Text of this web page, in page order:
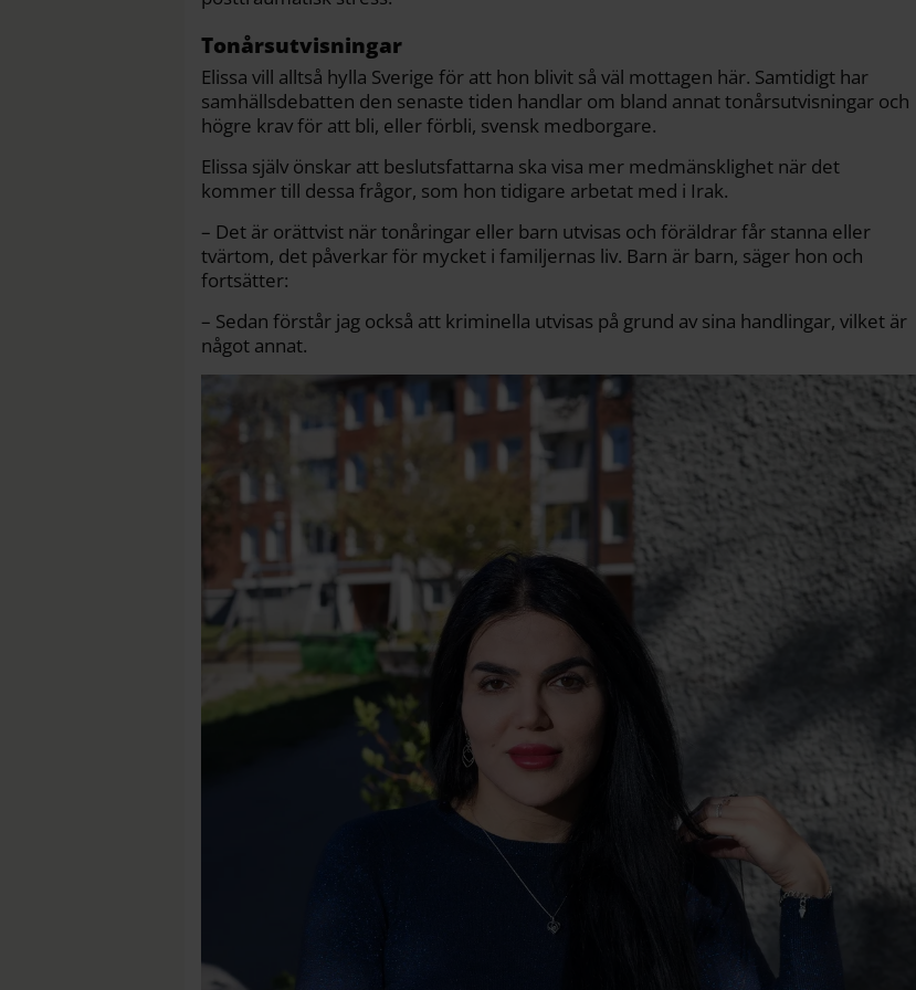
Tonårsutvisningar
Elissa vill alltså hylla Sverige för att hon blivit så väl mottagen här. Samtidigt har
samhällsdebatten den senaste tiden handlar om bland annat tonårsutvisningar och
högre krav för att bli, eller förbli, svensk medborgare.
Elissa själv önskar att beslutsfattarna ska visa mer medmänsklighet när det
kommer till dessa frågor, som hon tidigare arbetat med i Irak.
– Det är orättvist när tonåringar eller barn utvisas och föräldrar får stanna eller
tvärtom, det påverkar för mycket i familjernas liv. Barn är barn, säger hon och
fortsätter:
– Sedan förstår jag också att kriminella utvisas på grund av sina handlingar, vilket är
något annat.